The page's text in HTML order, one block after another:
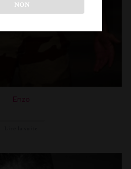
Enzo
NON